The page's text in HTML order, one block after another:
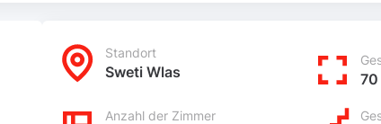
Standort
Sweti Wlas 70
Anzahl der Zimmer